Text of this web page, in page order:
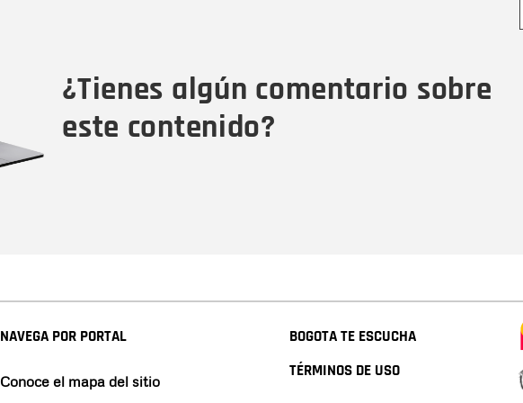
¿Tienes algún comentario sobre
este contenido?
NAVEGA POR PORTAL
Conoce el mapa del sitio
BOGOTA TE ESCUCHA
TÉRMINOS DE USO